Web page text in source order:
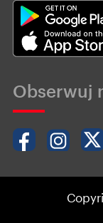
Obserwuj